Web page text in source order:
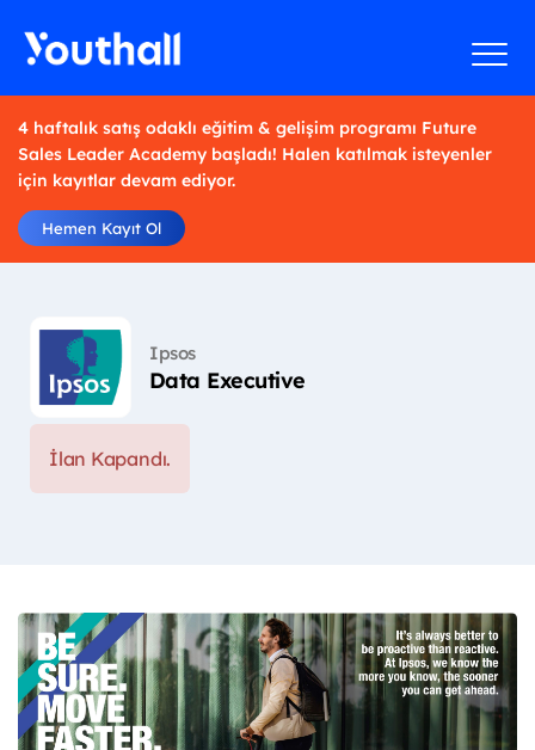
4 haftalık satış odaklı eğitim & gelişim programı Future
Sales Leader Academy başladı! Halen katılmak isteyenler
için kayıtlar devam ediyor.
Hemen Kayıt Ol
Ipsos
Data Executive
İlan Kapandı.